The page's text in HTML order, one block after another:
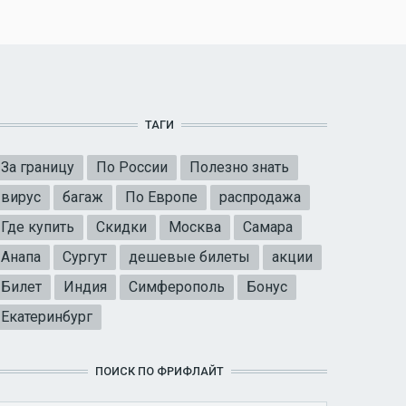
ТАГИ
За границу По России
Полезно знать
вирус
багаж По Европе
распродажа
Где купить
Скидки Москва
Самара
Анапа
Сургут дешевые билеты
акции
Билет
Индия Симферополь
Бонус
Екатеринбург
ПОИСК ПО ФРИФЛАЙТ